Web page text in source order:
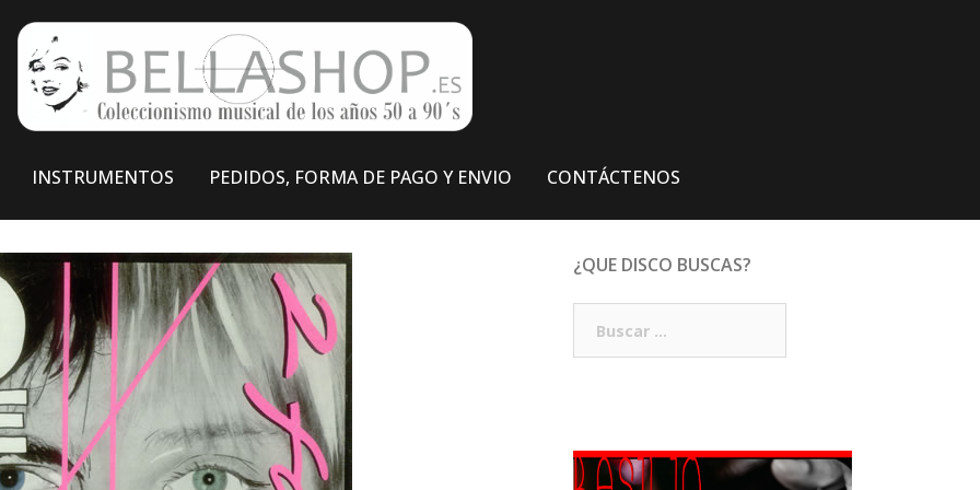
INSTRUMENTOS PEDIDOS, FORMA DE PAGO Y ENVIO CONTÁCTENOS
¿QUE DISCO BUSCAS?